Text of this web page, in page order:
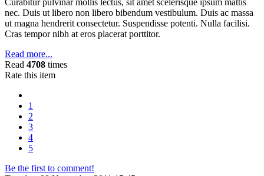
Curabitur pulvinar mollis lectus, sit amet scelerisque ipsum mattis
nec. Duis ut libero non libero bibendum vestibulum. Duis ac massa
ut magna hendrerit consectetur. Suspendisse potenti. Nulla facilisi.
Cras tempor nibh at eros placerat porttitor.
Read more...
Read 4708 times
Rate this item
1
2
3
4
5
Be the first to comment!